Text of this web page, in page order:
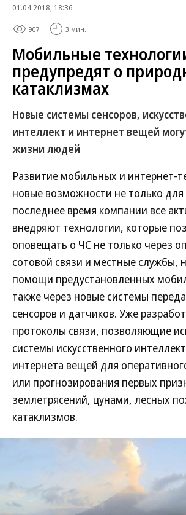
01.04.2018, 18:36
907 3 мин.
Мобильные
предупредят о
катаклизмах
Новые системы сенсоров,
интеллект и интернет вещей
жизни людей
Развитие мобильных и интернет-
новые возможности не только
последнее время компании все
внедряют технологии, которые
оповещать о ЧС не только через
сотовой связи и местные службы,
помощи предустановленных
также через новые системы
сенсоров и датчиков. Уже
протоколы связи, позволяющие
системы искусственного
интернета вещей для
или прогнозирования первых
землетрясений, цунами, лесных
катаклизмов.